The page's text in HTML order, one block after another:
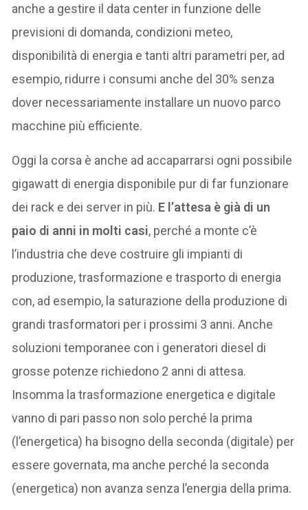
anche a gestire il data center in funzione delle
previsioni di domanda, condizioni meteo,
disponibilità di energia e tanti altri parametri per, ad
esempio, ridurre i consumi anche del 30% senza
dover necessariamente installare un nuovo parco
macchine più efficiente.
Oggi la corsa è anche ad accaparrarsi ogni possibile
gigawatt di energia disponibile pur di far funzionare
dei rack e dei server in più. E l’attesa è già di un
paio di anni in molti casi, perché a monte c’è
l’industria che deve costruire gli impianti di
produzione, trasformazione e trasporto di energia
con, ad esempio, la saturazione della produzione di
grandi trasformatori per i prossimi 3 anni. Anche
soluzioni temporanee con i generatori diesel di
grosse potenze richiedono 2 anni di attesa.
Insomma la trasformazione energetica e digitale
vanno di pari passo non solo perché la prima
(l’energetica) ha bisogno della seconda (digitale) per
essere governata, ma anche perché la seconda
(energetica) non avanza senza l’energia della prima.